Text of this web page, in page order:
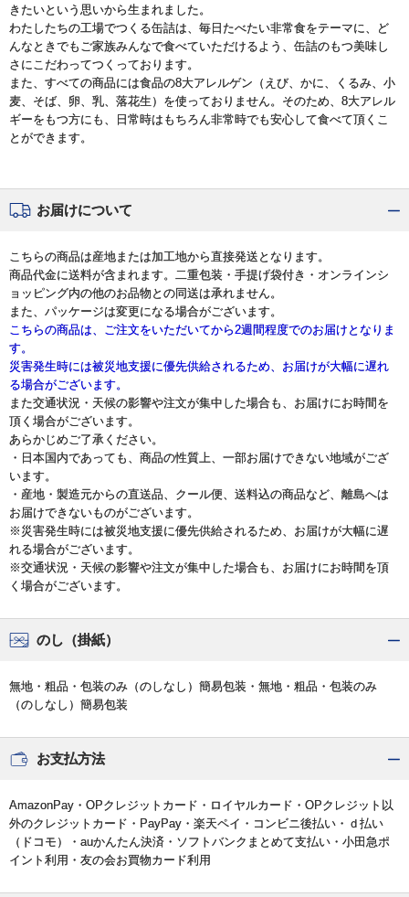
きたいという思いから生まれました。
わたしたちの工場でつくる缶詰は、毎日たべたい非常食をテーマに、ど
んなときでもご家族みんなで食べていただけるよう、缶詰のもつ美味し
さにこだわってつくっております。
また、すべての商品には食品の8大アレルゲン（えび、かに、くるみ、小
麦、そば、卵、乳、落花生）を使っておりません。そのため、8大アレル
ギーをもつ方にも、日常時はもちろん非常時でも安心して食べて頂くこ
とができます。
お届けについて
こちらの商品は産地または加工地から直接発送となります。
商品代金に送料が含まれます。二重包装・手提げ袋付き・オンラインシ
ョッピング内の他のお品物との同送は承れません。
また、パッケージは変更になる場合がございます。
こちらの商品は、ご注文をいただいてから2週間程度でのお届けとなりま
す。
災害発生時には被災地支援に優先供給されるため、お届けが大幅に遅れ
る場合がございます。
また交通状況・天候の影響や注文が集中した場合も、お届けにお時間を
頂く場合がございます。
あらかじめご了承ください。
・日本国内であっても、商品の性質上、一部お届けできない地域がござ
います。
・産地・製造元からの直送品、クール便、送料込の商品など、離島へは
お届けできないものがございます。
※災害発生時には被災地支援に優先供給されるため、お届けが大幅に遅
れる場合がございます。
※交通状況・天候の影響や注文が集中した場合も、お届けにお時間を頂
く場合がございます。
のし（掛紙）
無地・粗品・包装のみ（のしなし）簡易包装・無地・粗品・包装のみ
（のしなし）簡易包装
お支払方法
AmazonPay・OPクレジットカード・ロイヤルカード・OPクレジット以
外のクレジットカード・PayPay・楽天ペイ・コンビニ後払い・ｄ払い
（ドコモ）・auかんたん決済・ソフトバンクまとめて支払い・小田急ポ
イント利用・友の会お買物カード利用